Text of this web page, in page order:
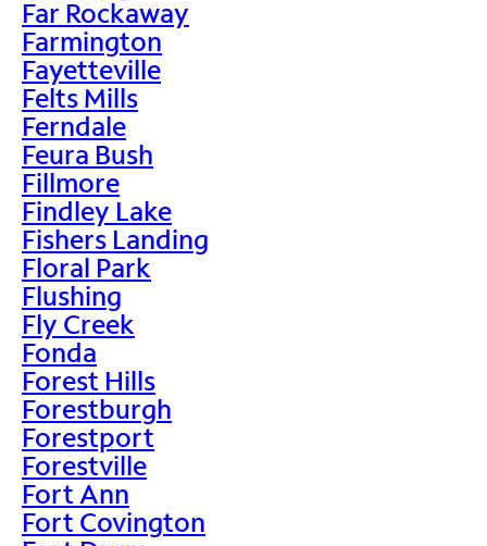
Far Rockaway
Farmington
Fayetteville
Felts Mills
Ferndale
Feura Bush
Fillmore
Findley Lake
Fishers Landing
Floral Park
Flushing
Fly Creek
Fonda
Forest Hills
Forestburgh
Forestport
Forestville
Fort Ann
Fort Covington